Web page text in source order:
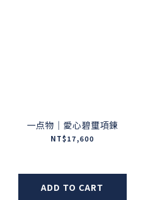
一点物｜愛心碧璽項鍊
NT$17,600
ADD TO CART